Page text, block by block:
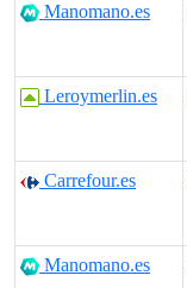
Manomano.es
Leroymerlin.es
Carrefour.es
Manomano.es